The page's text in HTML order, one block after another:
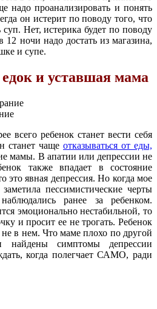
надо проанализировать и понять
он истерит по поводу того, что
Нет, истерика будет по поводу
ночи надо достать из магазина,
и супе.
и уставшая мама
всего ребенок станет вести себя
станет чаще отказываться от еды,
мамы. В апатии или депрессии не
также впадает в состояние
это явная депрессия. Но когда мое
пессимистические черты
ранее за ребенком.
эмоционально нестабильной, то
и просит ее не трогать. Ребенок
в нем. Что маме плохо по другой
найдены симптомы депрессии
когда полегчает САМО, ради